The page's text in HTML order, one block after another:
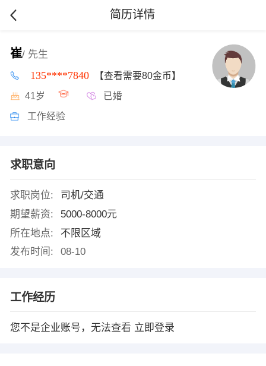
简历详情
崔/ 先生
135****7840 【查看需要80金币】
41岁 已婚
工作经验
求职意向
求职岗位:
司机/交通
期望薪资:
5000-8000元
所在地点:
不限区域
发布时间:
08-10
工作经历
您不是企业账号，无法查看 立即登录